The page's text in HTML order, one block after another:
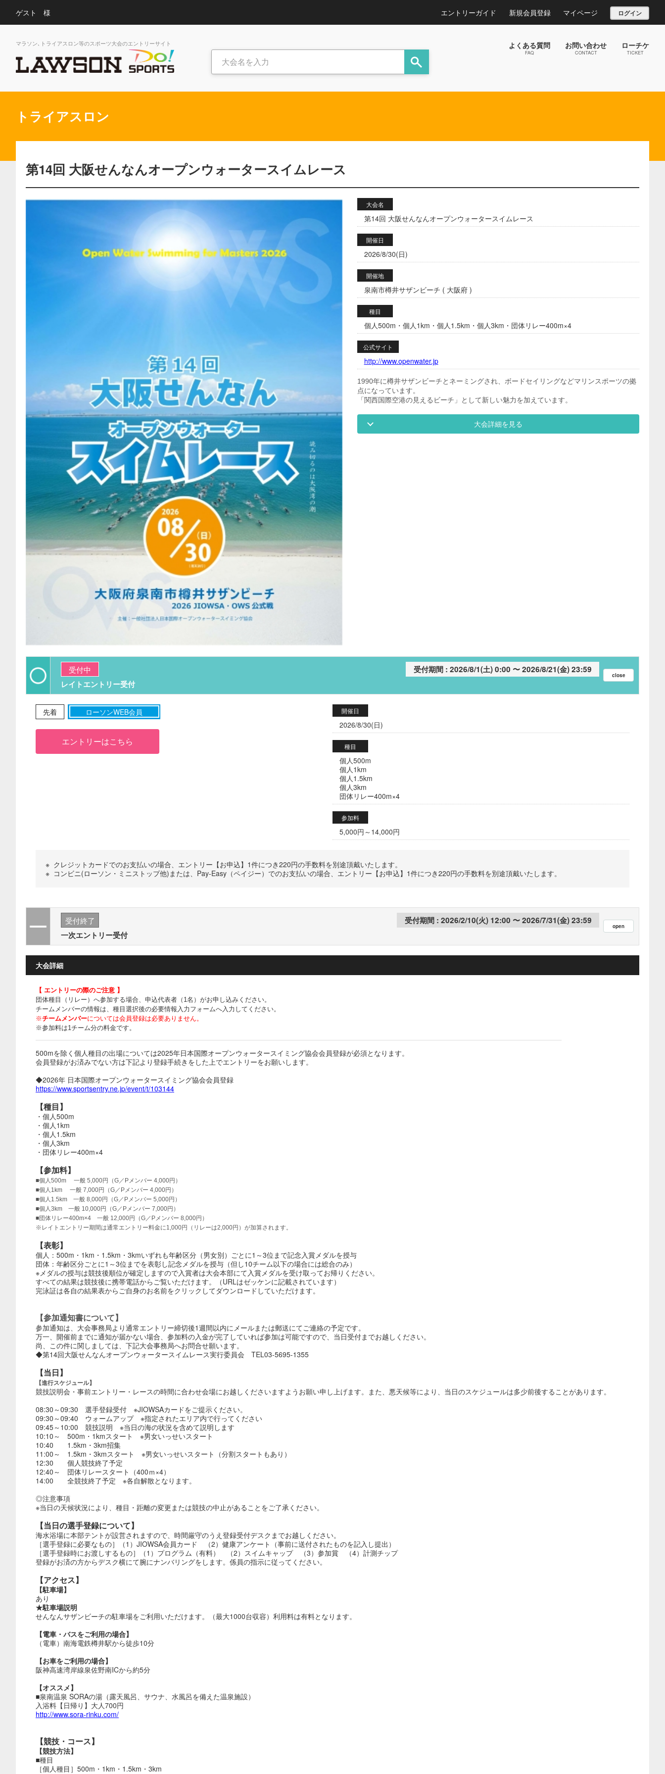
ゲスト 様 エントリーガイド 新規会員登録 マイページ ログイン
マラソン､トライアスロン等のスポーツ大会のエントリーサイト よくある質問
FAQ
お問い合わせ
CONTACT
ローチケ
TICKET
トライアスロン
第14回 大阪せんなんオープンウォータースイムレース
大会名
第14回 大阪せんなんオープンウォータースイムレース
開催日
2026/8/30(日)
開催地
泉南市樽井サザンビーチ ( 大阪府 )
種目
個人500m・個人1km・個人1.5km・個人3km・団体リレー400m×4
公式サイト
http://www.openwater.jp
1990年に樽井サザンビーチとネーミングされ、ボードセイリングなどマリンスポーツの拠
点になっています。
「関西国際空港の見えるビーチ」として新しい魅力を加えています。
大会詳細を見る
受付中
レイトエントリー受付
2026/8/1(土) 0:00 2026/8/21(金) 23:59
先着 ローソンWEB会員
エントリーはこちら
開催日
2026/8/30(日)
種目
個人500m
個人1km
個人1.5km
個人3km
団体リレー400m×4
参加料
5,000円～14,000円
※ クレジットカードでのお支払いの場合、エントリー【お申込】1件につき220円の手数料を別途頂戴いたします。
※ コンビニ(ローソン・ミニストップ他)または、Pay-Easy（ペイジー）でのお支払いの場合、エントリー【お申込】1件につき220円の手数料を別途頂戴いたします。
受付終了
一次エントリー受付
2026/2/10(火) 12:00 2026/7/31(金) 23:59
大会詳細
【 エントリーの際のご注意 】
団体種目（リレー）へ参加する場合、申込代表者（1名）がお申し込みください。
チームメンバーの情報は、種目選択後の必要情報入力フォームへ入力してください。
※チームメンバーについては会員登録は必要ありません。
※参加料は1チーム分の料金です。
500mを除く個人種目の出場については2025年日本国際オープンウォータースイミング協会会員登録が必須となります。
会員登録がお済みでない方は下記より登録手続きをした上でエントリーをお願いします。
◆2026年 日本国際オープンウォータースイミング協会会員登録
https://www.sportsentry.ne.jp/event/t/103144
【種目】
・個人500m
・個人1km
・個人1.5km
・個人3km
・団体リレー400m×4
【参加料】
■個人500m 一般 5,000円（G／Pメンバー 4,000円）
■個人1km 一般 7,000円（G／Pメンバー 4,000円）
■個人1.5km 一般 8,000円（G／Pメンバー 5,000円）
■個人3km 一般 10,000円（G／Pメンバー 7,000円）
■団体リレー400m×4 一般 12,000円（G／Pメンバー 8,000円）
※レイトエントリー期間は通常エントリー料金に1,000円（リレーは2,000円）が加算されます。
【表彰】
個人：500m・1km・1.5km・3kmいずれも年齢区分（男女別）ごとに1～3位まで記念入賞メダルを授与
団体：年齢区分ごとに1～3位までを表彰し記念メダルを授与（但し10チーム以下の場合には総合のみ）
※メダルの授与は競技後順位が確定しますので入賞者は大会本部にて入賞メダルを受け取ってお帰りください。
すべての結果は競技後に携帯電話からご覧いただけます。（URLはゼッケンに記載されています）
完泳証は各自の結果表からご自身のお名前をクリックしてダウンロードしていただけます。
【参加通知書について】
参加通知は、大会事務局より通常エントリー締切後1週間以内にメールまたは郵送にてご連絡の予定です。
万一、開催前までに通知が届かない場合、参加料の入金が完了していれば参加は可能ですので、当日受付までお越しください。
尚、この件に関しましては、下記大会事務局へお問合せ願います。
◆第14回大阪せんなんオープンウォータースイムレース実行委員会 TEL03-5695-1355
【当日】
【進行スケジュール】
競技説明会・事前エントリー・レースの時間に合わせ会場にお越しくださいますようお願い申し上げます。また、悪天候等により、当日のスケジュールは多少前後することがあります。
08:30～09:30 選手登録受付 ※JIOWSAカードをご提示ください。
09:30～09:40 ウォームアップ ※指定されたエリア内で行ってください
09:45～10:00 競技説明 ※当日の海の状況を含めて説明します
10:10～ 500m・1kmスタート ※男女いっせいスタート
10:40 1.5km・3km招集
11:00～ 1.5km・3kmスタート ※男女いっせいスタート（分割スタートもあり）
12:30 個人競技終了予定
12:40～ 団体リレースタート（400ｍ×4）
14:00 全競技終了予定 ※各自解散となります。
◎注意事項
※当日の天候状況により、種目・距離の変更または競技の中止があることをご了承ください。
【当日の選手登録について】
海水浴場に本部テントが設営されますので、時間厳守のうえ登録受付デスクまでお越しください。
［選手登録に必要なもの］（1）JIOWSA会員カード （2）健康アンケート（事前に送付されたものを記入し提出）
［選手登録時にお渡しするもの］（1）プログラム（有料） （2）スイムキャップ （3）参加賞 （4）計測チップ
登録がお済の方からデスク横にて腕にナンバリングをします。係員の指示に従ってください。
【アクセス】
【駐車場】
あり
★駐車場説明
せんなんサザンビーチの駐車場をご利用いただけます。（最大1000台収容）利用料は有料となります。
【電車・バスをご利用の場合】
（電車）南海電鉄樽井駅から徒歩10分
【お車をご利用の場合】
阪神高速湾岸線泉佐野南ICから約5分
【オススメ】
■泉南温泉 SORAの湯（露天風呂、サウナ、水風呂を備えた温泉施設）
入浴料【日帰り】大人700円
http://www.sora-rinku.com/
【競技・コース】
【競技方法】
■種目
［個人種目］500m・1km・1.5km・3km